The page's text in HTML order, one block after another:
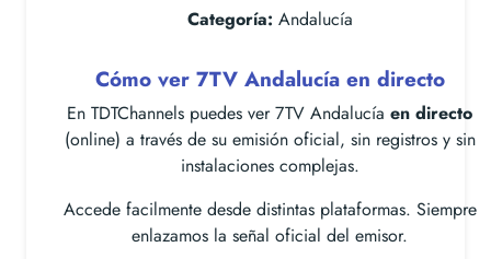
Categoría: Andalucía
Cómo ver 7TV Andalucía en directo
En TDTChannels puedes ver 7TV Andalucía en directo
(online) a través de su emisión oficial, sin registros y sin
instalaciones complejas.
Accede facilmente desde distintas plataformas. Siempre
enlazamos la señal oficial del emisor.